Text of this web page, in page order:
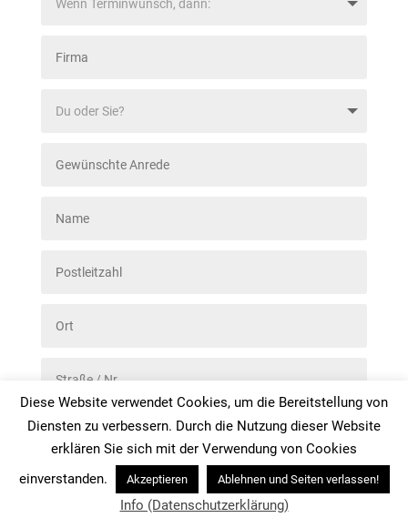
Diese Website verwendet Cookies, um die Bereitstellung von
Diensten zu verbessern. Durch die Nutzung dieser Website
erklären Sie sich mit der Verwendung von Cookies
einverstanden.
Akzeptieren Ablehnen und Seiten verlassen!
Info (Datenschutzerklärung)